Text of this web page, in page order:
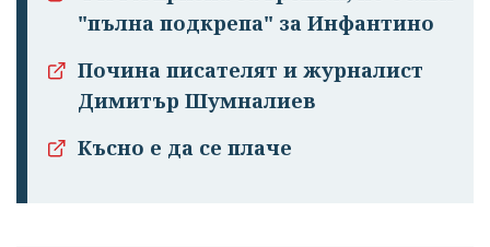
"пълна подкрепа" за Инфантино
Почина писателят и журналист
Димитър Шумналиев
Късно е да се плаче